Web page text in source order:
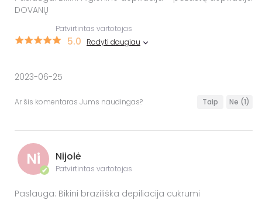
DOVANŲ
Patvirtintas vartotojas
5.0 Rodyti daugiau
2023-06-25
Ar šis komentaras Jums naudingas? Taip Ne (1)
Ni
✔
Nijolė
Patvirtintas vartotojas
Paslauga: Bikini braziliška depiliacija cukrumi